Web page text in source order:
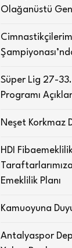
Olağanüstü
Süper Lig 27-
Programı
Neşet Korkmaz
HDI
Emeklilik Planı
Kamuoyuna
Antalyaspor